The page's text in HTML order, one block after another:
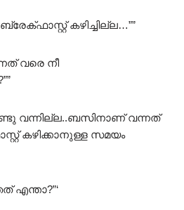
കഴിച്ചില്ല…””
വരെ നീ
വന്നില്ല..ബസിനാണ് വന്നത്
കഴിക്കാനുള്ള സമയം
എന്താ?”‘